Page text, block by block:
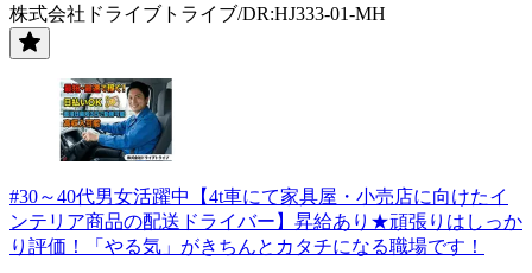
株式会社ドライブトライブ/DR:HJ333-01-MH
#30～40代男女活躍中【4t車にて家具屋・小売店に向けたイ
ンテリア商品の配送ドライバー】昇給あり★頑張りはしっか
り評価！「やる気」がきちんとカタチになる職場です！